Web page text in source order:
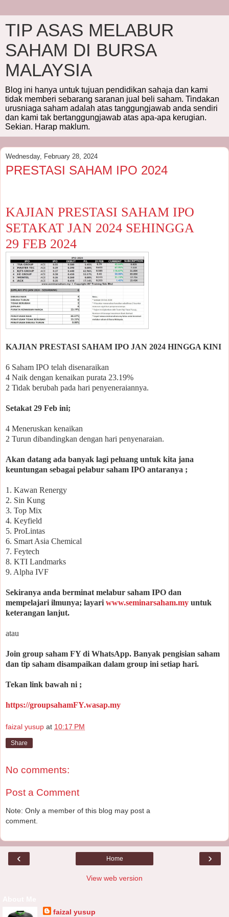
TIP ASAS MELABUR
SAHAM DI BURSA
MALAYSIA
Blog ini hanya untuk tujuan pendidikan sahaja dan kami
tidak memberi sebarang saranan jual beli saham. Tindakan
urusniaga saham adalah atas tanggungjawab anda sendiri
dan kami tak bertanggungjawab atas apa-apa kerugian.
Sekian. Harap maklum.
Wednesday, February 28, 2024
PRESTASI SAHAM IPO 2024
KAJIAN PRESTASI SAHAM IPO
SETAKAT JAN 2024 SEHINGGA
29 FEB 2024
KAJIAN PRESTASI SAHAM IPO JAN 2024 HINGGA KINI
6 Saham IPO telah disenaraikan
4 Naik dengan kenaikan purata 23.19%
2 Tidak berubah pada hari penyeneraiannya.
Setakat 29 Feb ini;
4 Meneruskan kenaikan
2 Turun dibandingkan dengan hari penyenaraian.
Akan datang ada banyak lagi peluang untuk kita jana
keuntungan sebagai pelabur saham IPO antaranya ;
1. Kawan Renergy
2. Sin Kung
3. Top Mix
4. Keyfield
5. ProLintas
6. Smart Asia Chemical
7. Feytech
8. KTI Landmarks
9. Alpha IVF
Sekiranya anda berminat melabur saham IPO dan
mempelajari ilmunya; layari www.seminarsaham.my untuk
keterangan lanjut.
atau
Join group saham FY di WhatsApp. Banyak pengisian saham
dan tip saham disampaikan dalam group ini setiap hari.
Tekan link bawah ni ;
https://groupsahamFY.wasap.my
faizal yusup at 10:17 PM
Share
No comments:
Post a Comment
Note: Only a member of this blog may post a
comment.
‹ ›
Home
View web version
faizal yusup